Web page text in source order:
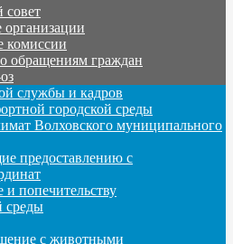
комиссии
обращениям граждан
службы и кадров
городской среды
Волховского муниципального
предоставлению с
попечительству
среды
с животными